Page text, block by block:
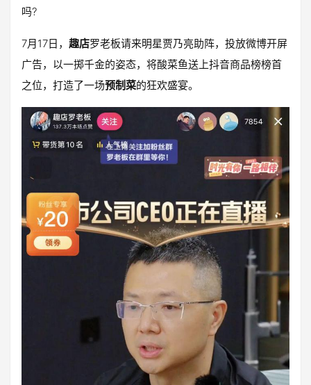
吗?
7月17日， 趣店罗老板请来明星贾乃亮助阵，投放微博开屏
广告，以一掷千金的姿态，将酸菜鱼送上抖音商品榜榜首
之位，打造了一场预制菜的狂欢盛宴。